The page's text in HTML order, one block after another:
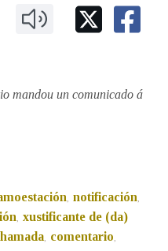
CORPORATIVA
DEL ADALID
HOMENAXEADAS
DAS LETRAS
mandou un comunicado á
, notificación,
, xustificante de (da)
, comentario,